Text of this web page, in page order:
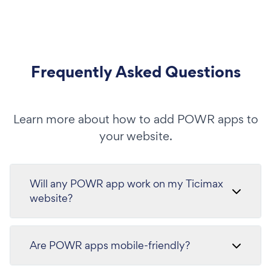
Frequently Asked Questions
Learn more about how to add POWR apps to
your website.
Will any POWR app work on my Ticimax
website?
Are POWR apps mobile-friendly?